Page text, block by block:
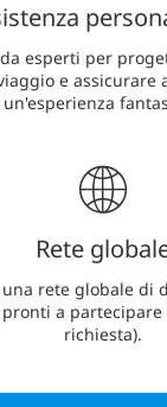
esperti per
e assicurare
un'esperienza
Rete
rete globale di
a partecipare
richiesta).